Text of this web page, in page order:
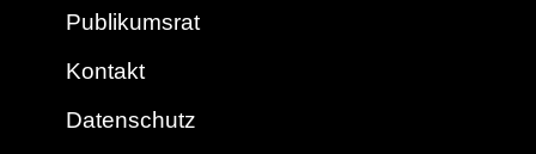
Publikumsrat
Kontakt
Datenschutz